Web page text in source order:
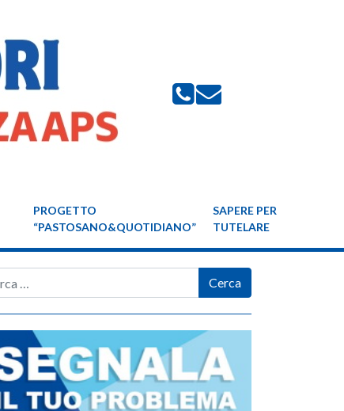
PROGETTO
“PASTOSANO&QUOTIDIANO”
SAPERE PER
TUTELARE